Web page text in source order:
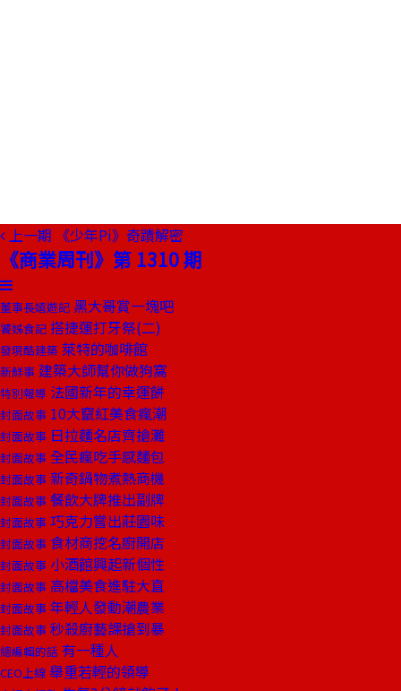
上一期 《少年Pi》奇蹟解密
《商業周刊》第 1310 期
董事長嬉遊記 黑大哥賞一塊吧
饕姊食記 搭捷運打牙祭(二)
發現酷建築 萊特的咖啡館
新鮮事 建築大師幫你做狗窩
特別報導 法國新年的幸運餅
封面故事 10大竄紅美食瘋潮
封面故事 日拉麵名店齊搶灘
封面故事 全民瘋吃手感麵包
封面故事 新奇鍋物煮熱商機
封面故事 餐飲大牌推出副牌
封面故事 巧克力嘗出莊園味
封面故事 食材商挖名廚開店
封面故事 小酒館興起新個性
封面故事 高檔美食進駐大直
封面故事 年輕人發動潮農業
封面故事 秒殺廚藝課搶到暴
總編輯的話 有一種人
CEO上線 舉重若輕的領導